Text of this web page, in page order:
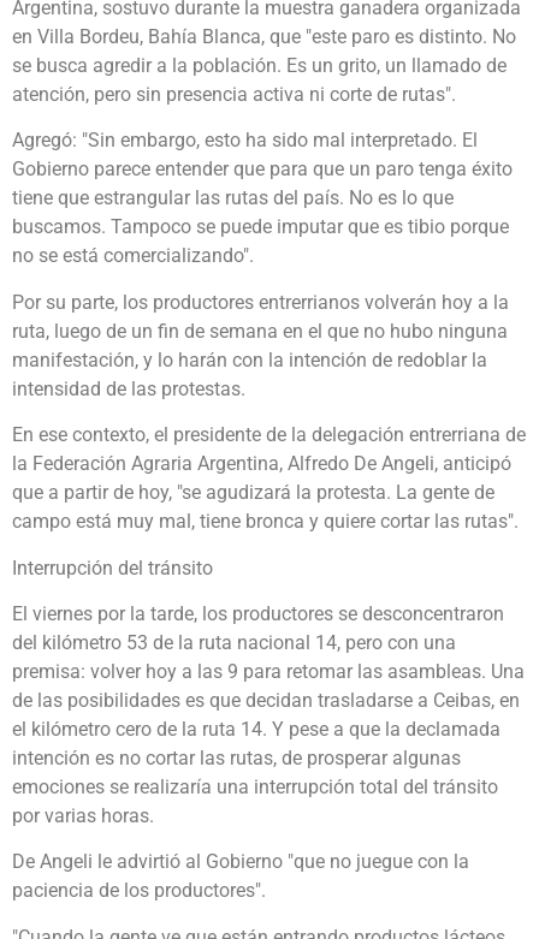
Argentina, sostuvo durante la muestra ganadera organizada
en Villa Bordeu, Bahía Blanca, que "este paro es distinto. No
se busca agredir a la población. Es un grito, un llamado de
atención, pero sin presencia activa ni corte de rutas".
Agregó: "Sin embargo, esto ha sido mal interpretado. El
Gobierno parece entender que para que un paro tenga éxito
tiene que estrangular las rutas del país. No es lo que
buscamos. Tampoco se puede imputar que es tibio porque
no se está comercializando".
Por su parte, los productores entrerrianos volverán hoy a la
ruta, luego de un fin de semana en el que no hubo ninguna
manifestación, y lo harán con la intención de redoblar la
intensidad de las protestas.
En ese contexto, el presidente de la delegación entrerriana de
la Federación Agraria Argentina, Alfredo De Angeli, anticipó
que a partir de hoy, "se agudizará la protesta. La gente de
campo está muy mal, tiene bronca y quiere cortar las rutas".
Interrupción del tránsito
El viernes por la tarde, los productores se desconcentraron
del kilómetro 53 de la ruta nacional 14, pero con una
premisa: volver hoy a las 9 para retomar las asambleas. Una
de las posibilidades es que decidan trasladarse a Ceibas, en
el kilómetro cero de la ruta 14. Y pese a que la declamada
intención es no cortar las rutas, de prosperar algunas
emociones se realizaría una interrupción total del tránsito
por varias horas.
De Angeli le advirtió al Gobierno "que no juegue con la
paciencia de los productores".